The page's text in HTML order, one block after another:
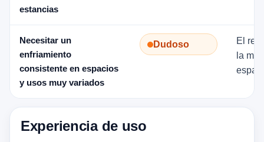
estancias
Necesitar un
enfriamiento
consistente en espacios
y usos muy variados
Dudoso
El
la
Experiencia de uso